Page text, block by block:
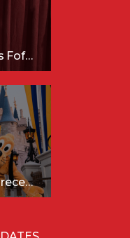
A Festa de Halloween Mais Fofa da Disney Está Chegando!
As perguntas que eu mais recebo sobre a Disney (e as respostas mais sinceras!)